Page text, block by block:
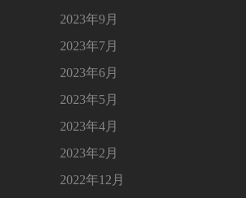
2023年9月
2023年7月
2023年6月
2023年5月
2023年4月
2023年2月
2022年12月